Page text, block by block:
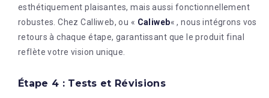
esthétiquement plaisantes, mais aussi fonctionnellement
robustes. Chez Calliweb, ou « Caliweb« , nous intégrons vos
retours à chaque étape, garantissant que le produit final
reflète votre vision unique.
Étape 4 : Tests et Révisions